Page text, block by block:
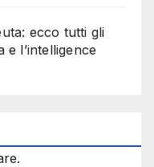
ecco tutti gli
e l’intelligence